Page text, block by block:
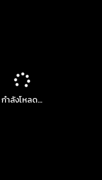
กำลังโหลด...